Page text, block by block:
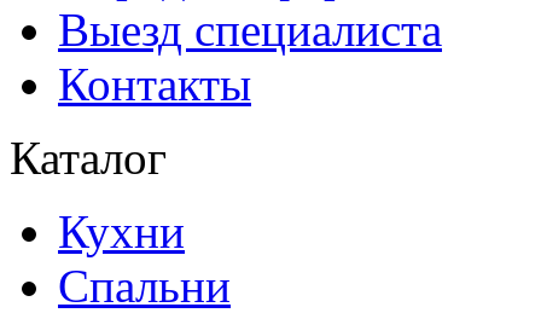
Выезд специалиста
Контакты
Каталог
Кухни
Спальни